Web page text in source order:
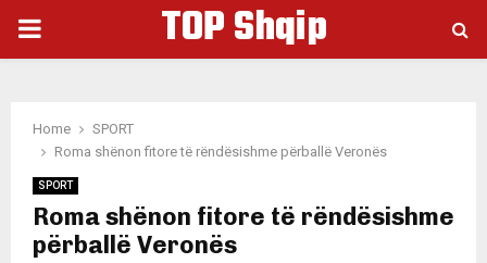
PRIMARY
TOP Shqip
Home
SPORT
Roma shënon fitore të rëndësishme përballë Veronës
SPORT
Roma shënon fitore të rëndësishme
përballë Veronës